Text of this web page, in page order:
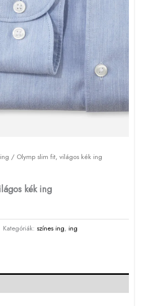
ing / Olymp slim fit, világos kék ing
kék ing
Kategóriák: színes ing, ing